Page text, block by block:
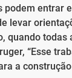
podem entrar
levar
quando todas
“Esse
a